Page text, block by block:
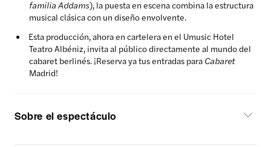
familia Addams), la puesta en escena combina la estructura
musical clásica con un diseño envolvente.
Esta producción, ahora en cartelera en el Umusic Hotel
Teatro Albéniz, invita al público directamente al mundo del
cabaret berlinés. ¡Reserva ya tus entradas para Cabaret
Madrid!
Sobre el espectáculo